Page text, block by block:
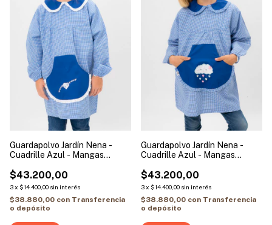
Guardapolvo Jardín Nena -
Cuadrille Azul - Mangas
$43.200,00
3x $14.400,00 sin interés
$38.880,00 con Transferencia
o depósito
Guardapolvo Jardín Nena -
Cuadrille Azul - Mangas
$43.200,00
3x $14.400,00 sin interés
$38.880,00 con Transferencia
o depósito